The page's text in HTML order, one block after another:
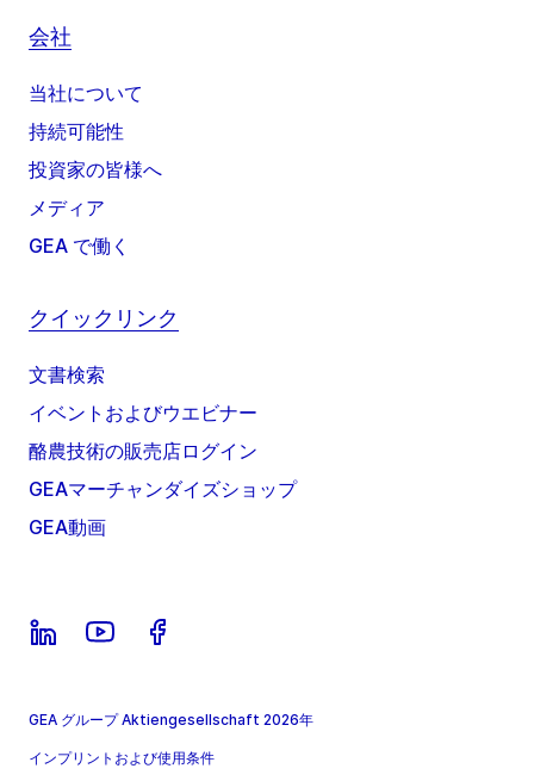
会社
当社について
持続可能性
投資家の皆様へ
メディア
GEA で働く
クイックリンク
文書検索
イベントおよびウエビナー
酪農技術の販売店ログイン
GEAマーチャンダイズショップ
GEA動画
GEA グループ Aktiengesellschaft 2026年
インプリントおよび使用条件